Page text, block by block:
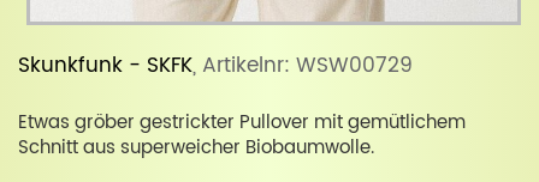
Skunkfunk - SKFK, Artikelnr: WSW00729
Etwas gröber gestrickter Pullover mit gemütlichem
Schnitt aus superweicher Biobaumwolle.